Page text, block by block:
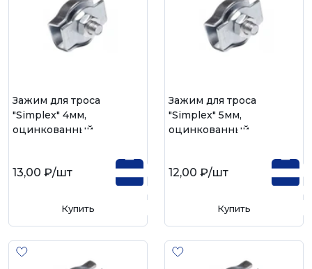
Зажим для троса
"Simplex" 4мм,
оцинкованный
13,00 ₽/шт
Купить
Зажим для троса
"Simplex" 5мм,
оцинкованный
12,00 ₽/шт
Купить